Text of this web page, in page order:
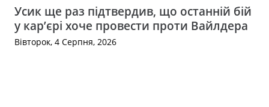
Усик ще раз підтвердив, що останній бій
у кар’єрі хоче провести проти Вайлдера
Вівторок, 4 Серпня, 2026